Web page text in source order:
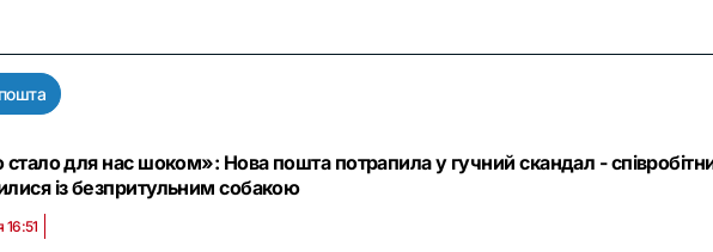
стало для нас шоком»: Нова пошта потрапила у гучний скандал -
із безпритульним собакою
16:51